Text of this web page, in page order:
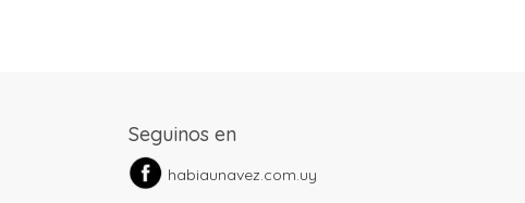
Seguinos en
habiaunavez.com.uy